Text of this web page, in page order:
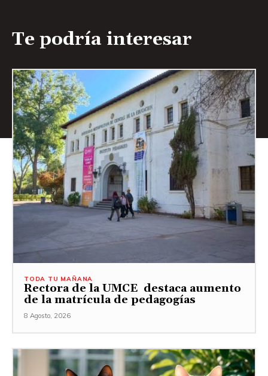
Te podría interesar
TODA TU MAÑANA
Rectora de la UMCE destaca aumento
de la matrícula de pedagogías
8 Agosto, 2026